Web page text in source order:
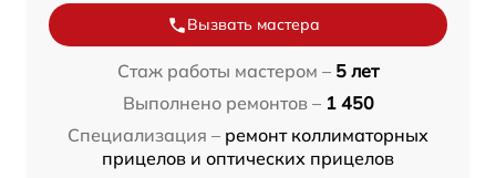
Вызвать мастера
Стаж работы мастером – 5 лет
Выполнено ремонтов – 1 450
Специализация – ремонт коллиматорных
прицелов и оптических прицелов